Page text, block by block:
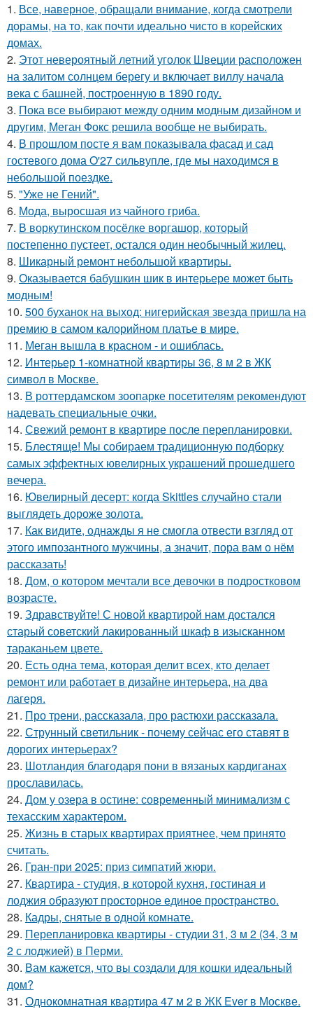
1. Все, наверное, обращали внимание, когда смотрели
дорамы, на то, как почти идеально чисто в корейских
домах.
2. Этот невероятный летний уголок Швеции расположен
на залитом солнцем берегу и включает виллу начала
века с башней, построенную в 1890 году.
3. Пока все выбирают между одним модным дизайном и
другим, Меган Фокс решила вообще не выбирать.
4. В прошлом посте я вам показывала фасад и сад
гостевого дома O'27 сильвупле, где мы находимся в
небольшой поездке.
5. "Уже не Гений".
6. Мода, выросшая из чайного гриба.
7. В воркутинском посёлке воргашор, который
постепенно пустеет, остался один необычный жилец.
8. Шикарный ремонт небольшой квартиры.
9. Оказывается бабушкин шик в интерьере может быть
модным!
10. 500 буханок на выход: нигерийская звезда пришла на
премию в самом калорийном платье в мире.
11. Меган вышла в красном - и ошиблась.
12. Интерьер 1-комнатной квартиры 36, 8 м 2 в ЖК
символ в Москве.
13. В роттердамском зоопарке посетителям рекомендуют
надевать специальные очки.
14. Свежий ремонт в квартире после перепланировки.
15. Блестяще! Мы собираем традиционную подборку
самых эффектных ювелирных украшений прошедшего
вечера.
16. Ювелирный десерт: когда Skittles случайно стали
выглядеть дороже золота.
17. Как видите, однажды я не смогла отвести взгляд от
этого импозантного мужчины, а значит, пора вам о нём
рассказать!
18. Дом, о котором мечтали все девочки в подростковом
возрасте.
19. Здравствуйте! С новой квартирой нам достался
старый советский лакированный шкаф в изысканном
тараканьем цвете.
20. Есть одна тема, которая делит всех, кто делает
ремонт или работает в дизайне интерьера, на два
лагеря.
21. Про трени, рассказала, про растюхи рассказала.
22. Струнный светильник - почему сейчас его ставят в
дорогих интерьерах?
23. Шотландия благодаря пони в вязаных кардиганах
прославилась.
24. Дом у озера в остине: современный минимализм с
техасским характером.
25. Жизнь в старых квартирах приятнее, чем принято
считать.
26. Гран-при 2025: приз симпатий жюри.
27. Квартира - студия, в которой кухня, гостиная и
лоджия образуют просторное единое пространство.
28. Кадры, снятые в одной комнате.
29. Перепланировка квартиры - студии 31, 3 м 2 (34, 3 м
2 с лоджией) в Перми.
30. Вам кажется, что вы создали для кошки идеальный
дом?
31. Однокомнатная квартира 47 м 2 в ЖК Ever в Москве.